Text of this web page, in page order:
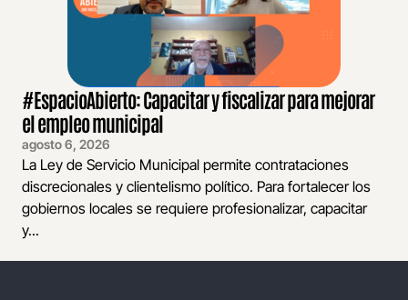
#EspacioAbierto: Capacitar y fiscalizar para mejorar
el empleo municipal
agosto 6, 2026
La Ley de Servicio Municipal permite contrataciones
discrecionales y clientelismo político. Para fortalecer los
gobiernos locales se requiere profesionalizar, capacitar
y...